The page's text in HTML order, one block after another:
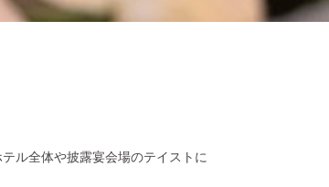
ル全体や披露宴会場のテイストに